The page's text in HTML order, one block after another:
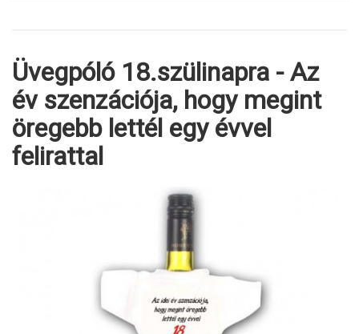
Üvegpóló 18.szülinapra - Az
év szenzációja, hogy megint
öregebb lettél egy évvel
felirattal